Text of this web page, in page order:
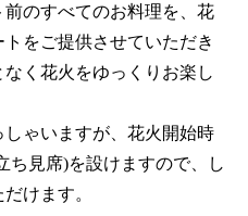
のすべてのお料理を、花
をご提供させていただき
く花⽕をゆっくりお楽し
ゃいますが、花火開始時
ち見席)を設けますので、し
けます。